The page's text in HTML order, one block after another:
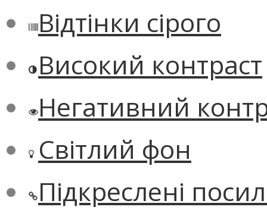
Відтінки сірого
Високий контраст
Негативний
Світлий фон
Підкреслені